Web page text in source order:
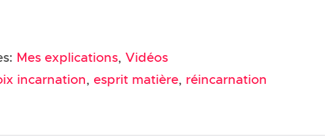
Mes explications, Vidéos
incarnation, esprit matière, réincarnation